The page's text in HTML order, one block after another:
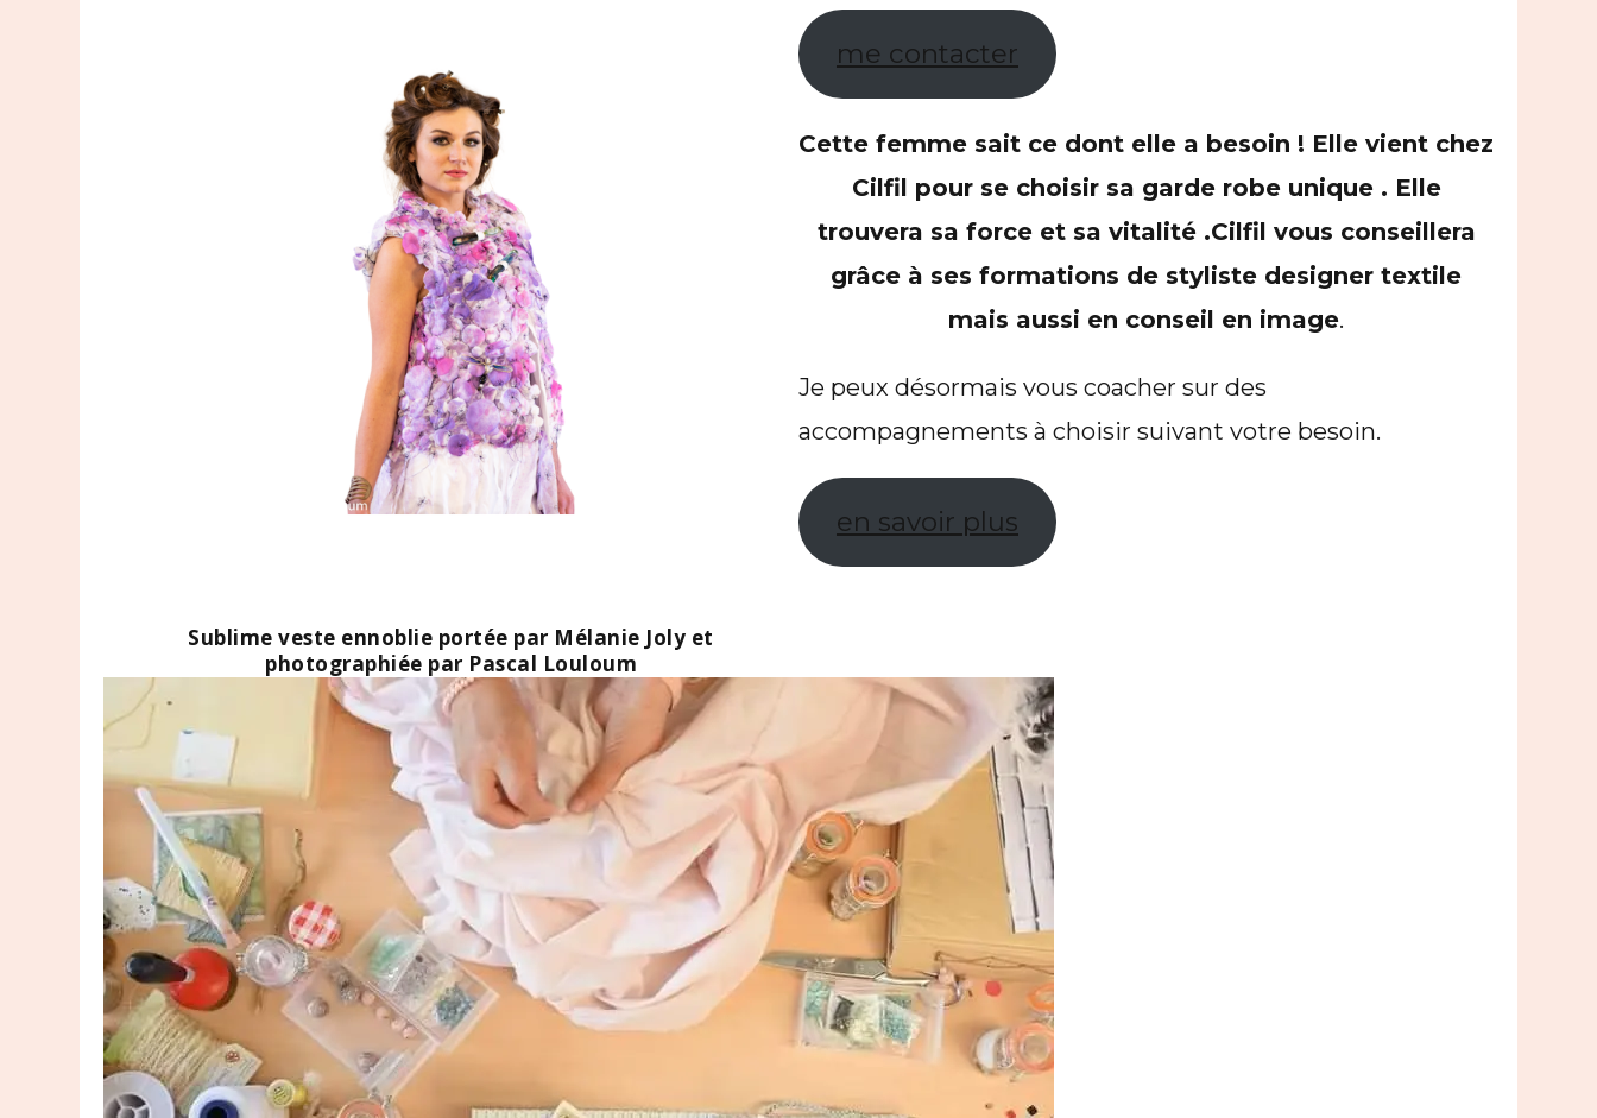
Sublime veste ennoblie portée par Mélanie Joly et
photographiée par Pascal Louloum
me contacter
Cette femme sait ce dont elle a besoin ! Elle vient chez
Cilfil pour se choisir sa garde robe unique . Elle
trouvera sa force et sa vitalité .Cilfil vous conseillera
grâce à ses formations de styliste designer textile
mais aussi en conseil en image.
Je peux désormais vous coacher sur des
accompagnements à choisir suivant votre besoin.
en savoir plus